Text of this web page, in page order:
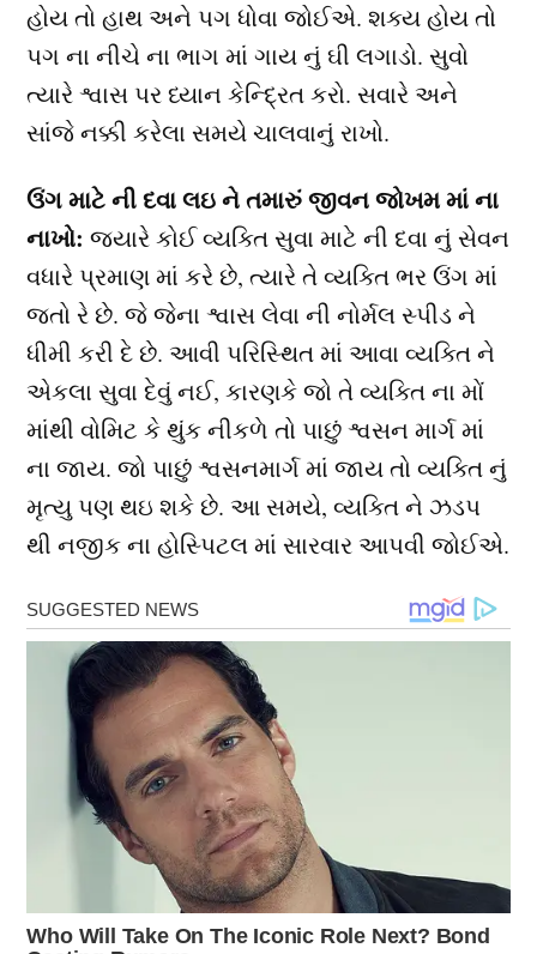
હોય તો હાથ અને પગ ધોવા જોઈએ. શક્ય હોય તો
પગ ના નીચે ના ભાગ માં ગાય નું ઘી લગાડો. સુવો
ત્યારે શ્વાસ પર ધ્યાન કેન્દ્રિત કરો. સવારે અને
સાંજે નક્કી કરેલા સમયે ચાલવાનું રાખો.
ઉંગ માટે ની દવા લઇ ને તમારું જીવન જોખમ માં ના
નાખો:જયારે કોઈ વ્યક્તિ સુવા માટે ની દવા નું સેવન
વધારે પ્રમાણ માં કરે છે, ત્યારે તે વ્યક્તિ ભર ઉંગ માં
જતો રે છે. જે જેના શ્વાસ લેવા ની નોર્મલ સ્પીડ ને
ધીમી કરી દે છે. આવી પરિસ્થિત માં આવા વ્યક્તિ ને
એકલા સુવા દેવું નઈ, કારણકે જો તે વ્યક્તિ ના મોં
માંથી વોમિટ કે થુંક નીકળે તો પાછું શ્વસન માર્ગ માં
ના જાય. જો પાછું શ્વસનમાર્ગ માં જાય તો વ્યક્તિ નું
મૃત્યુ પણ થઇ શકે છે. આ સમયે, વ્યક્તિ ને ઝડપ
થી નજીક ના હોસ્પિટલ માં સારવાર આપવી જોઈએ.